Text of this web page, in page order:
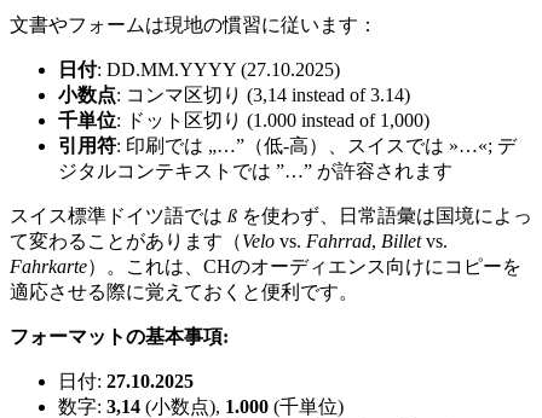
文書やフォームは現地の慣習に従います：
日付: DD.MM.YYYY (27.10.2025)
小数点: コンマ区切り (3,14 instead of 3.14)
千単位: ドット区切り (1.000 instead of 1,000)
引用符: 印刷では „…”（低-高）、スイスでは »…«; デ
ジタルコンテキストでは ”…” が許容されます
スイス標準ドイツ語では ß を使わず、日常語彙は国境によっ
て変わることがあります（Velo vs. Fahrrad, Billetvs.
Fahrkarte）。これは、CHのオーディエンス向けにコピーを
適応させる際に覚えておくと便利です。
フォーマットの基本事項:
日付: 27.10.2025
数字: 3,14 (小数点), 1.000 (千単位)